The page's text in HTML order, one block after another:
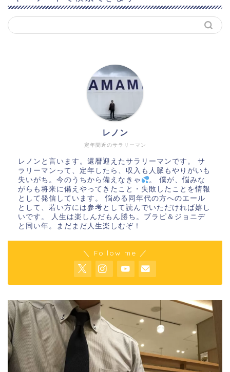
定年間近のサラリーマン
レノン
レノンと言います。還暦迎えたサラリーマンです。 サ
ラリーマンって、定年したら、収入も人脈もやりがいも
失いがち。今のうちから備えなきゃ
。 僕が、悩みな
がらも将来に備えやってきたこと・失敗したことを情報
として発信しています。 悩める同年代の方へのエール
として、若い方には参考として読んでいただければ嬉し
いです。 人生は楽しんだもん勝ち。ブラピ＆ジョニデ
と同い年。まだまだ人生楽しむぞ！
＼ Follow me ／